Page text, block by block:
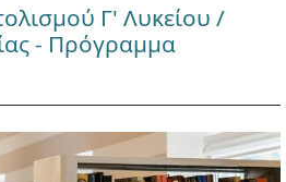
Γ' Λυκείου /
- Πρόγραμμα